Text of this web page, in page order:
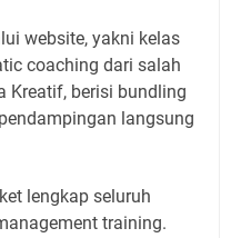
website, yakni kelas
coaching dari salah
Kreatif, berisi bundling
langsung
lengkap seluruh
training.